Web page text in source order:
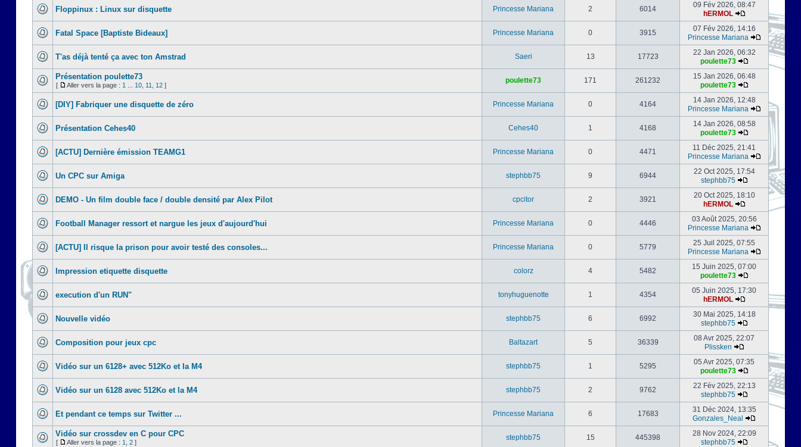
Floppinux : Linux sur disquette Princesse Mariana 2 6014
09 Fév 2026, 08:47
hERMOL
Fatal Space [Baptiste Bideaux] Princesse Mariana 0 3915
07 Fév 2026, 14:16
Princesse Mariana
T'as déjà tenté ça avec ton Amstrad Saeri 13 17723
22 Jan 2026, 06:32
poulette73
Présentation poulette73
[ Aller vers la page : 1 10 11 12 ]
poulette73 171 261232
15 Jan 2026, 06:48
poulette73
[DIY] Fabriquer une disquette de zéro Princesse Mariana 0 4164
14 Jan 2026, 12:48
Princesse Mariana
Présentation Cehes40 Cehes40 1 4168
14 Jan 2026, 08:58
poulette73
[ACTU] Dernière émission TEAMG1 Princesse Mariana 0 4471
11 Déc 2025, 21:41
Princesse Mariana
Un CPC sur Amiga stephbb75 9 6944
22 Oct 2025, 17:54
stephbb75
DEMO - Un film double face / double densité par Alex Pilot cpcitor 2 3921
20 Oct 2025, 18:10
hERMOL
Football Manager ressort et nargue les jeux d'aujourd'hui Princesse Mariana 0 4446
03 Août 2025, 20:56
Princesse Mariana
[ACTU] Il risque la prison pour avoir testé des consoles... Princesse Mariana 0 5779
25 Juil 2025, 07:55
Princesse Mariana
Impression etiquette disquette colorz 4 5482
15 Juin 2025, 07:00
poulette73
execution d'un RUN" tonyhuguenotte 1 4354
05 Juin 2025, 17:30
hERMOL
Nouvelle vidéo stephbb75 6 6992
30 Mai 2025, 14:18
stephbb75
Composition pour jeux cpc Baltazart 5 36339
08 Avr 2025, 22:07
Plissken
Vidéo sur un 6128+ avec 512Ko et la M4 stephbb75 1 5295
05 Avr 2025, 07:35
poulette73
Vidéo sur un 6128 avec 512Ko et la M4 stephbb75 2 9762
22 Fév 2025, 22:13
stephbb75
Et pendant ce temps sur Twitter ... Princesse Mariana 6 17683
31 Déc 2024, 13:35
Gonzales_Neal
Vidéo sur crossdev en C pour CPC
[ Aller vers la page : 1 2 ]
stephbb75 15 445398
28 Nov 2024, 22:09
stephbb75